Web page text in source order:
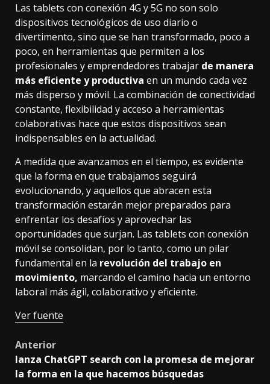
Las tablets con conexión 4G y 5G no son solo
dispositivos tecnológicos de uso diario o
divertimento, sino que se han transformado, poco a
poco, en herramientas que permiten a los
profesionales y emprendedores trabajar de manera
más eficiente y productiva en un mundo cada vez
más disperso y móvil. La combinación de conectividad
constante, flexibilidad y acceso a herramientas
colaborativas hace que estos dispositivos sean
indispensables en la actualidad.
A medida que avanzamos en el tiempo, es evidente
que la forma en que trabajamos seguirá
evolucionando, y aquellos que abracen esta
transformación estarán mejor preparados para
enfrentar los desafíos y aprovechar las
oportunidades que surjan. Las tablets con conexión
móvil se consolidan, por lo tanto, como un pilar
fundamental en la revolución del trabajo en
movimiento, marcando el camino hacia un entorno
laboral más ágil, colaborativo y eficiente.
Ver fuente
Post
navigation
Anterior
lanza ChatGPT search con la promesa de mejorar
la forma en la que hacemos búsquedas